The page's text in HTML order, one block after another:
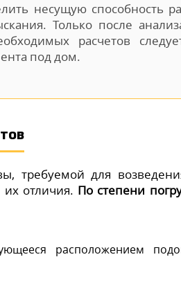
несущую способность
Только после
расчетов
под дом.
требуемой для
отличия. По степени
расположением